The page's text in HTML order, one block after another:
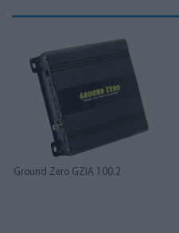
Ground Zero GZIA 100.2